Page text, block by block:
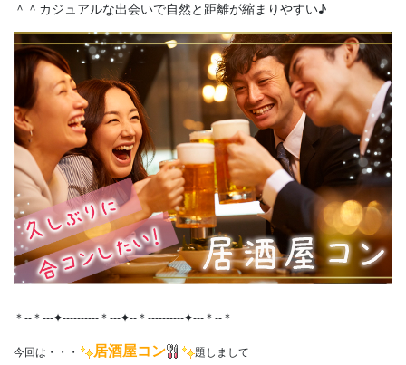
＾＾カジュアルな出会いで自然と距離が縮まりやすい♪
＊--＊---✦----------＊---✦--＊----------✦---＊--＊
今回は・・・ 居酒屋コン
題しまして